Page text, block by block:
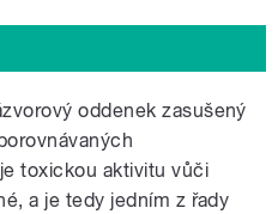
oddenek zasušený
toxickou aktivitu vůči
a je tedy jedním z řady